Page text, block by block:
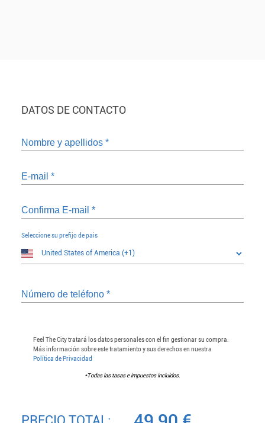
DATOS DE CONTACTO
Nombre y apellidos *
E-mail *
Confirma E-mail *
Seleccione su prefijo de pais
Número de teléfono *
Feel The City tratará los datos personales con el fin gestionar su compra.
Más información sobre este tratamiento y sus derechos en nuestra
Política de Privacidad
*Todas las tasas e impuestos incluidos.